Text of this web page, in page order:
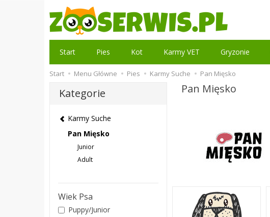
Start Pies Kot Karmy VET Gryzonie
Start Menu Główne Pies Karmy Suche Pan Mięsko
Pan Mięsko
Kategorie
Karmy Suche
Pan Mięsko
Junior
Adult
Wiek Psa
Puppy/Junior